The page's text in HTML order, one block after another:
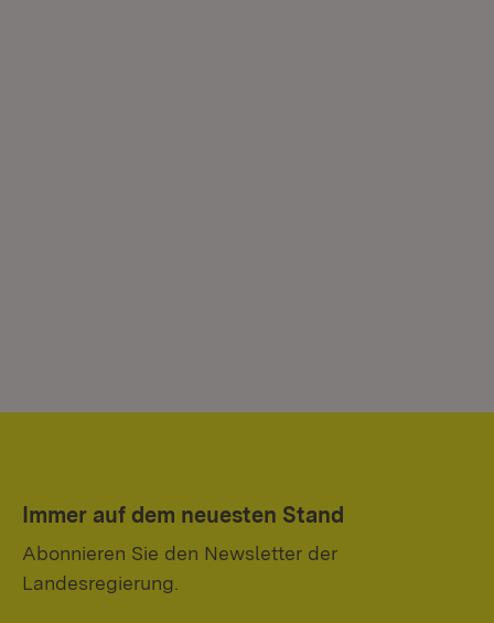
Immer auf dem neuesten Stand
Abonnieren Sie den Newsletter der
Landesregierung.